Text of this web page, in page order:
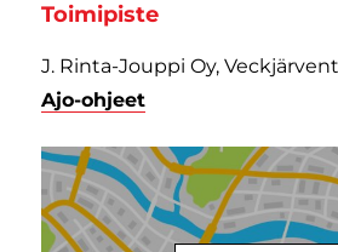
Toimipiste
J. Rinta-Jouppi Oy,
Ajo-ohjeet